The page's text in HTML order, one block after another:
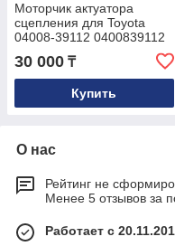
Моторчик актуатора
сцепления для Toyota
04008-39112 0400839112
30 000 ₸
Купить
О нас
Рейтинг не
Менее 5 отзывов за
Работает с